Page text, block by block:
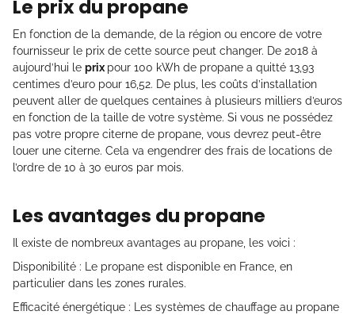
Le prix du propane
En fonction de la demande, de la région ou encore de votre
fournisseur le prix de cette source peut changer. De 2018 à
aujourd’hui le prixpour 100 kWh de propane a quitté 13,93
centimes d’euro pour 16,52. De plus, les coûts d’installation
peuvent aller de quelques centaines à plusieurs milliers d’euros
en fonction de la taille de votre système. Si vous ne possédez
pas votre propre citerne de propane, vous devrez peut-être
louer une citerne. Cela va engendrer des frais de locations de
l’ordre de 10 à 30 euros par mois.
Les avantages du propane
Il existe de nombreux avantages au propane, les voici :
Disponibilité : Le propane est disponible en France, en
particulier dans les zones rurales.
Efficacité énergétique : Les systèmes de chauffage au propane